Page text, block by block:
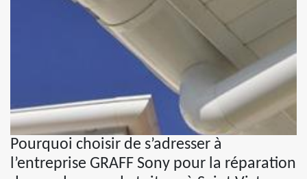
Pourquoi choisir de s’adresser à
l’entreprise GRAFF Sony pour la réparation